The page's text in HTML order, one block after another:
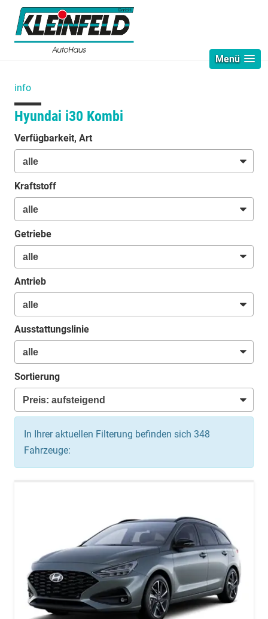
Menü
info
Hyundai i30 Kombi
Verfügbarkeit, Art
Kraftstoff
Getriebe
Antrieb
Ausstattungslinie
Sortierung
In Ihrer aktuellen Filterung befinden sich 348
Fahrzeuge: